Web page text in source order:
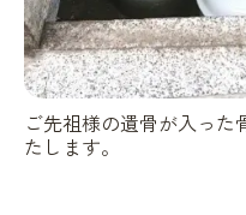
ご先祖様の遺骨が入った
たします。